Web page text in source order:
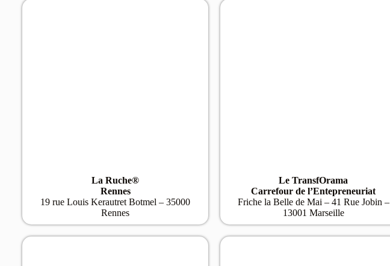
La Ruche®
Rennes
19 rue Louis Kerautret Botmel – 35000
Rennes
Le TransfOrama
Carrefour de l’Entepreneuriat
Friche la Belle de Mai – 41 Rue Jobin –
13001 Marseille